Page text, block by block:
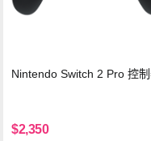
Nintendo Switch 2 Pro 控
$2,350